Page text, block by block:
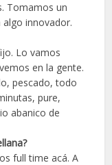
Tomamos un
innovador.
Lo vamos
en la gente.
pescado, todo
pure,
abanico de
full time acá. A